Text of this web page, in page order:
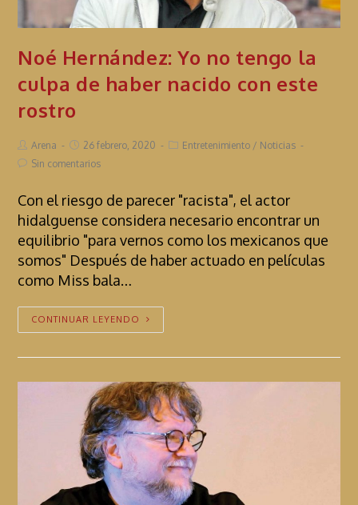
Noé Hernández: Yo no tengo la
culpa de haber nacido con este
rostro
Arena 26 febrero, 2020 Entretenimiento / Noticias
Sin comentarios
Con el riesgo de parecer "racista", el actor
hidalguense considera necesario encontrar un
equilibrio "para vernos como los mexicanos que
somos" Después de haber actuado en películas
como Miss bala…
CONTINUAR LEYENDO